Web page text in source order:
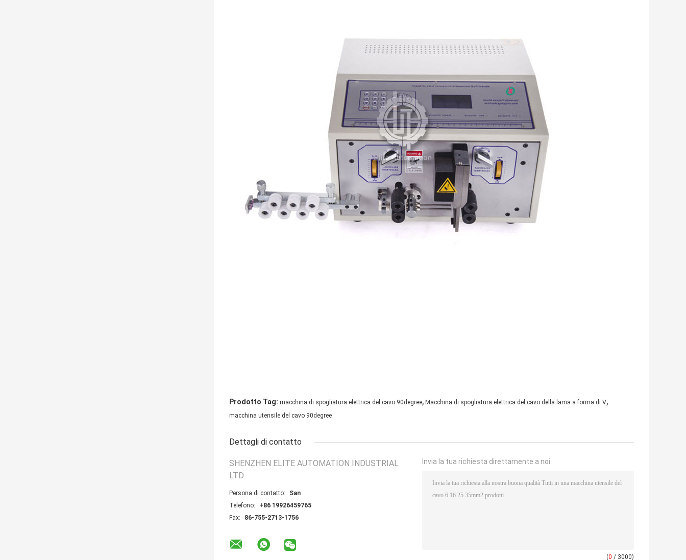
Prodotto Tag: macchina di spogliatura elettrica del cavo 90degree, Macchina di spogliatura elettrica del cavo della lama a forma di V,
macchina utensile del cavo 90degree
Dettagli di contatto
SHENZHEN ELITE AUTOMATION INDUSTRIAL
LTD.
Persona di contatto:
San
Telefono:
+86 19926459765
Fax:
86-755-2713-1756
Invia la tua richiesta direttamente a noi
(0 / 3000)